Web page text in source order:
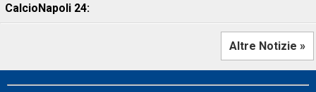
CalcioNapoli 24:
Altre Notizie »